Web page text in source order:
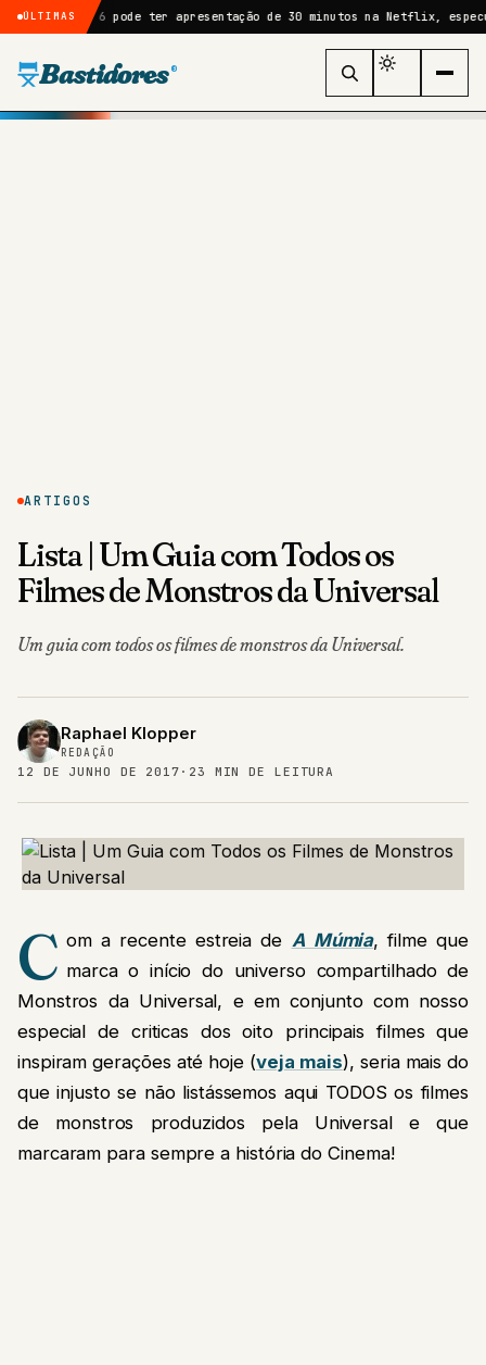
ÚLTIMAS
GTA 6 pode ter apresentação de 30 minutos na Netflix, especula
Bastidores ®
ARTIGOS
Lista | Um Guia com Todos os
Filmes de Monstros da Universal
Um guia com todos os filmes de monstros da Universal.
Raphael Klopper
REDAÇÃO
12 DE JUNHO DE 2017 · 23 MIN DE LEITURA
C om a recente estreia de A Múmia, filme que
marca o início do universo compartilhado de
Monstros da Universal, e em conjunto com nosso
especial de criticas dos oito principais filmes que
inspiram gerações até hoje (veja mais), seria mais do
que injusto se não listássemos aqui TODOS os filmes
de monstros produzidos pela Universal e que
marcaram para sempre a história do Cinema!